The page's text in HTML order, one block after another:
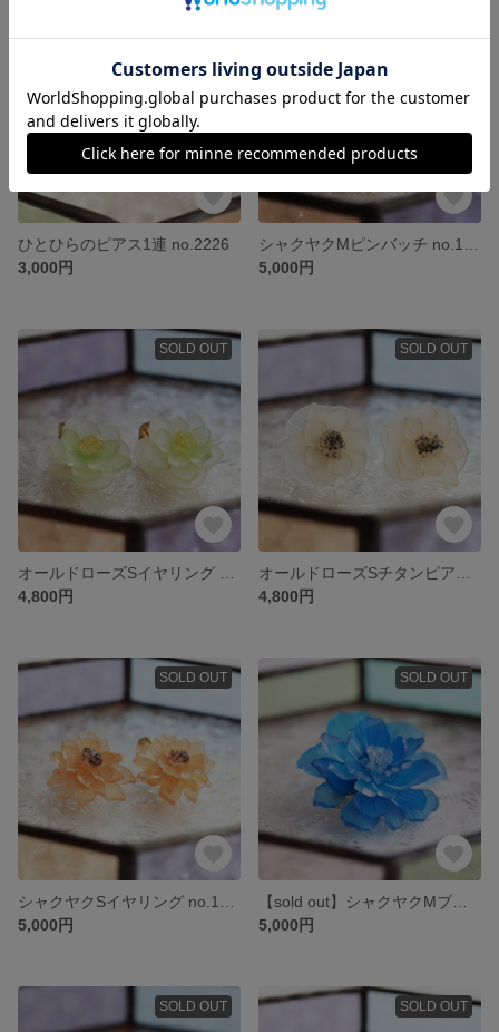
ひとひらのピアス1連 no.2226
3,000円
5,000円
SOLD OUT
4,800円
SOLD OUT
4,800円
SOLD OUT
5,000円
SOLD OUT
5,000円
SOLD OUT SOLD OUT